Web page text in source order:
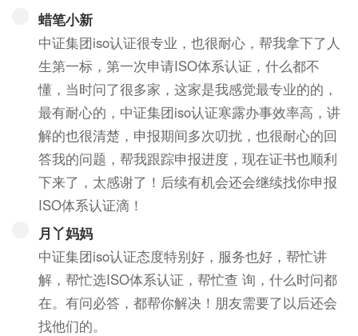
蜡笔小新
中证集团iso认证很专业，也很耐心，帮我拿下了人
生第一标，第一次申请ISO体系认证，什么都不
懂，当时问了很多家，这家是我感觉最专业的的，
最有耐心的，中证集团iso认证寒露办事效率高，讲
解的也很清楚，申报期间多次叨扰，也很耐心的回
答我的问题，帮我跟踪申报进度，现在证书也顺利
下来了，太感谢了！后续有机会还会继续找你申报
ISO体系认证滴！
月丫妈妈
中证集团iso认证态度特别好，服务也好，帮忙讲
解，帮忙选ISO体系认证，帮忙查 询，什么时问都
在。有问必答，都帮你解决！朋友需要了以后还会
找他们的。